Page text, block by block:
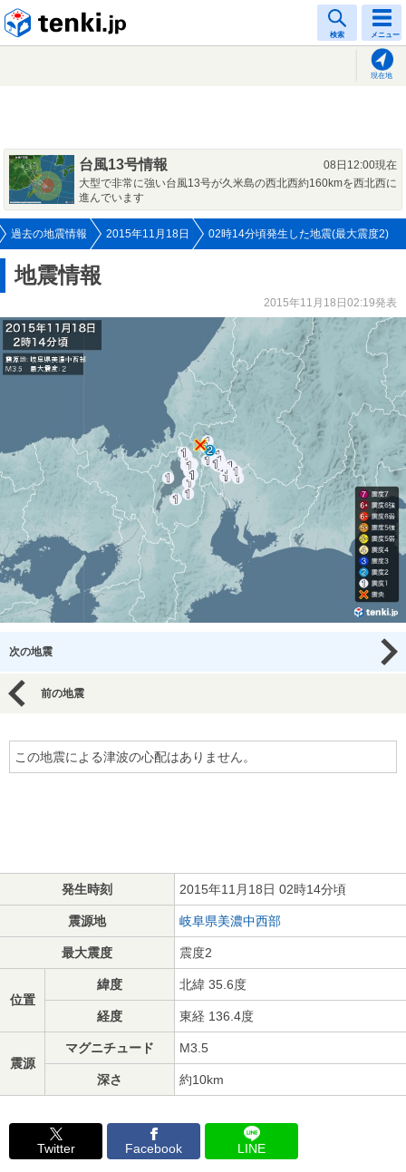
検索 メニュー
現在地
台風13号情報
08日12:00現在
大型で非常に強い台風13号が久米島の西北西約160kmを西北西に
進んでいます
過去の地震情報 2015年11月18日 02時14分頃発生した地震(最大震度2)
地震情報
2015年11月18日02:19発表
次の地震
前の地震
この地震による津波の心配はありません。
発生時刻 2015年11月18日 02時14分頃
震源地 岐阜県美濃中西部
最大震度 震度2
位置
緯度 北緯 35.6度
経度 東経 136.4度
震源
マグニチュード M3.5
深さ 約10km
Twitter Facebook LINE